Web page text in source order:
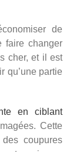
de
faire changer
cher, et il est
qu’une partie
en ciblant
Cette
coupures